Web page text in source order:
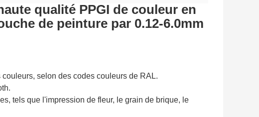
qualité PPGI de couleur en
de peinture par 0.12-6.0mm
selon des codes couleurs de RAL.
tels que l'impression de fleur, le grain de brique, le